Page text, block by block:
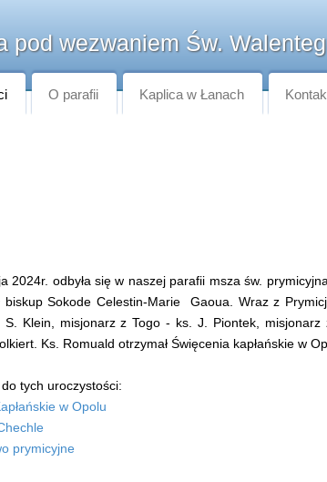
pod wezwaniem Św.
O parafii Kaplica w Łanach
2024r. odbyła się w naszej parafii msza św.
biskup Sokode Celestin-Marie Gaoua. Wraz z
S. Klein, misjonarz z Togo - ks. J. Piontek,
Ks. Romuald otrzymał Święcenia kapłańskie w
tych uroczystości:
w Opolu
prymicyjne